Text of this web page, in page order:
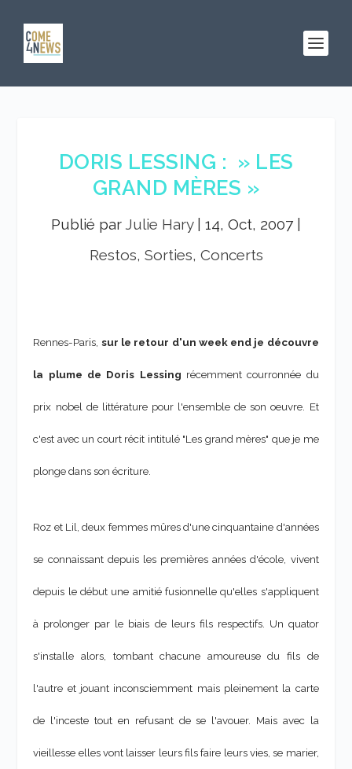
DORIS LESSING : » LES
GRAND MÈRES »
Publié par Julie Hary| 14, Oct, 2007
Restos, Sorties, Concerts
Rennes-Paris, sur le retour d'un week end je découvre
la plume de Doris Lessing récemment courronnée du
prix nobel de littérature pour l'ensemble de son oeuvre. Et
c'est avec un court récit intitulé "Les grand mères" que je me
plonge dans son écriture.
Roz et Lil, deux femmes mûres d'une cinquantaine d'années
se connaissant depuis les premières années d'école, vivent
depuis le début une amitié fusionnelle qu'elles s'appliquent
à prolonger par le biais de leurs fils respectifs. Un quator
s'installe alors, tombant chacune amoureuse du fils de
l'autre et jouant inconsciemment mais pleinement la carte
de l'inceste tout en refusant de se l'avouer. Mais avec la
vieillesse elles vont laisser leurs fils faire leurs vies, se marier,